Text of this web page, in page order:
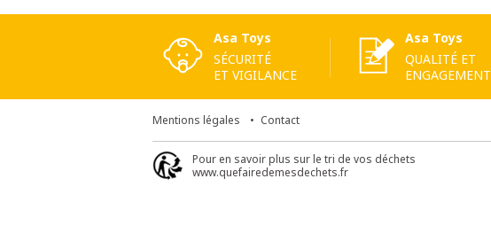
Asa Toys
SÉCURITÉ
ET VIGILANCE
Asa Toys
QUALITÉ ET
ENGAGEMENT
Mentions légales Contact
Pour en savoir plus sur le tri de vos déchets
www.quefairedemesdechets.fr